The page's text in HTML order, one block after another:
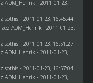
ADM_Henrik - 2011-01-23,
sothis- 2011-01-23, 16:45:44
ADM_Henrik - 2011-01-23,
sothis- 2011-01-23, 16:51:27
ADM_Henrik - 2011-01-23,
sothis- 2011-01-23, 16:57:04
ADM_Henrik - 2011-01-23,